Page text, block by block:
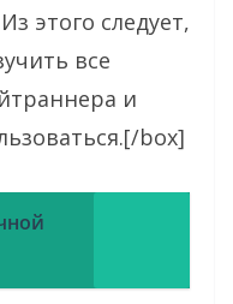
этого следует,
все
и
box]